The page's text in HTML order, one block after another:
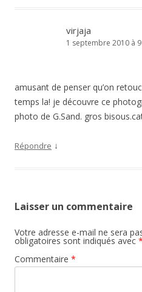
virjaja
1 septembre 2010 à
amusant de penser qu’on
temps la! je découvre ce
photo de G.Sand. gros
Répondre ↓
Laisser un commentaire
Votre adresse e-mail ne sera
obligatoires sont indiqués avec *
Commentaire *